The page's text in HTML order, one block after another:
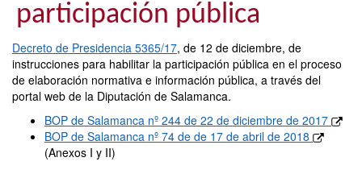
participación pública
Decreto de Presidencia 5365/17, de 12 de diciembre, de
instrucciones para habilitar la participación pública en el proceso
de elaboración normativa e información pública, a través del
portal web de la Diputación de Salamanca.
BOP de Salamanca nº 244 de 22 de diciembre de 2017
BOP de Salamanca nº 74 de de 17 de abril de 2018
(Anexos I y II)